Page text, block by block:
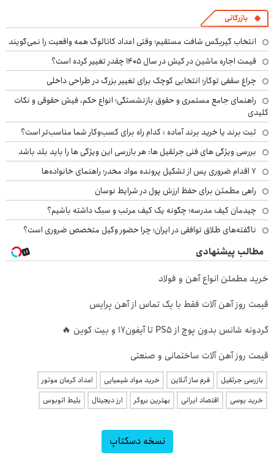
بازرگانی
انتخاب گیربکس شافت مستقیم؛ وقتی اعداد کاتالوگ همه واقعیت را نمی‌گویند
قیمت اجاره ماشین در کیش در سال ۱۴۰۵ چقدر تغییر کرده است؟
چراغ سقفی توکار؛ انتخابی کوچک برای تغییر بزرگ در طراحی داخلی
راهنمای جامع مستمری و حقوق بازنشستگی؛ انواع حکم، فیش حقوقی و نکات
کلیدی
ثبت برند یا خرید برند آماده : کدام راه برای کسب‌وکار شما مناسب‌تر است؟
بررسی ویژگی های فنی جرثقیل ها: هر بازرسی این ویژگی ها را باید بلد باشد
۷ اقدام ضروری پس از تشکیل پرونده مواد مخدر؛ راهنمای خانواده‌ها
راهی مطمئن برای حفظ ارزش پول در شرایط نوسان
چیدمان کیف مدرسه؛ چگونه یک کیف مرتب و سبک داشته باشیم؟
ناگفته‌های طلاق توافقی در ایران؛ چرا حضور وکیل متخصص ضروری است؟
مطالب پیشنهادی
خرید مطمئن انواع آهن و فولاد
قیمت روز آهن آلات فقط با یک تماس از آهن پرایس
گردونه شانس بدون پوچ از PS5 تا آیفون17 و بیت کوین 🔥
قیمت روز آهن آلات ساختمانی و صنعتی
بازرسی جرثقیل فرم ساز آنلاین خرید مواد شیمیایی
امداد کرمان موتور
خرید یوسی
اقتصاد ایرانی بهترین بروکر ارز دیجیتال بلیط اتوبوس
نسخه دسکتاپ